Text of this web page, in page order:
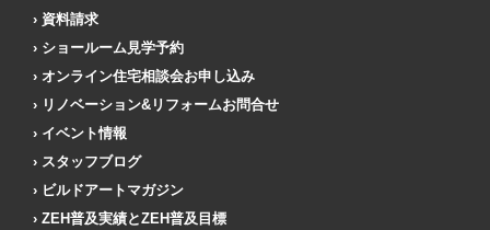
資料請求
ショールーム見学予約
オンライン住宅相談会お申し込み
リノベーション&リフォームお問合せ
イベント情報
スタッフブログ
ビルドアートマガジン
ZEH普及実績とZEH普及目標